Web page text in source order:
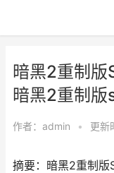
暗黑2重制版
暗黑2重制版
作者： admin • 更新
摘要：暗黑2重制版